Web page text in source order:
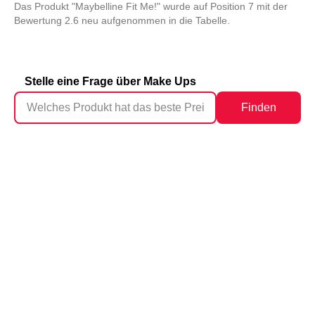
Das Produkt "Maybelline Fit Me!" wurde auf Position 7 mit der
Bewertung 2.6 neu aufgenommen in die Tabelle.
Stelle eine Frage über Make Ups
Finden